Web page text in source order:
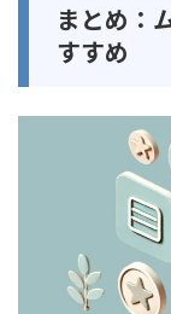
まとめ：
すすめ